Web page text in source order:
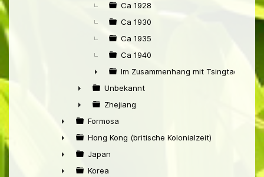
Ca 1928
Ca 1930
Ca 1935
Ca 1940
►
Im Zusammenhang mit Tsingtao
►
Unbekannt
►
Zhejiang
►
Formosa
►
Hong Kong (britische Kolonialzeit)
►
Japan
Korea